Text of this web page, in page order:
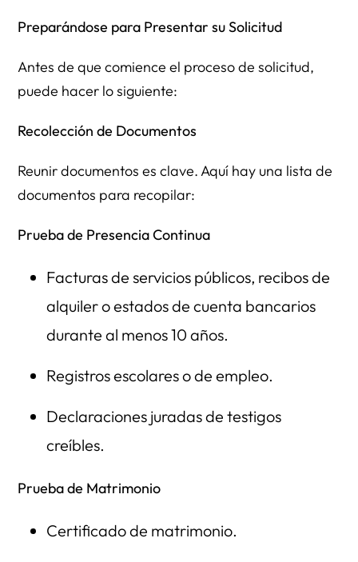
Preparándose para Presentar su Solicitud
Antes de que comience el proceso de solicitud,
puede hacer lo siguiente:
Recolección de Documentos
Reunir documentos es clave. Aquí hay una lista de
documentos para recopilar:
Prueba de Presencia Continua
Facturas de servicios públicos, recibos de
alquiler o estados de cuenta bancarios
durante al menos 10 años.
Registros escolares o de empleo.
Declaraciones juradas de testigos
creíbles.
Prueba de Matrimonio
Certificado de matrimonio.